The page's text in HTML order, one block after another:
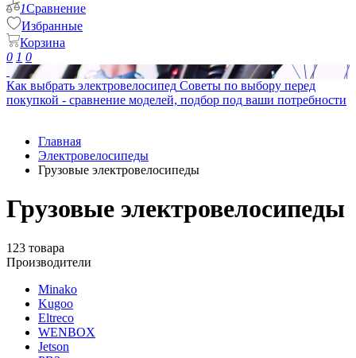
1Сравнение
Избранные
Корзина
0 1 0
Как выбрать электровелосипед Советы по выбору перед
покупкой - сравнение моделей, подбор под ваши потребности
Главная
Электровелосипеды
Грузовые электровелосипеды
Грузовые электровелосипеды
123 товара
Производители
Minako
Kugoo
Eltreco
WENBOX
Jetson